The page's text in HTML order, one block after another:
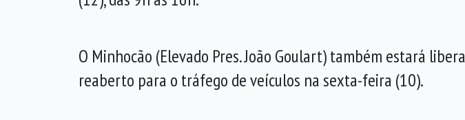
O Minhocão (Elevado Pres. João Goulart) também estará
reaberto para o tráfego de veículos na sexta-feira (10).